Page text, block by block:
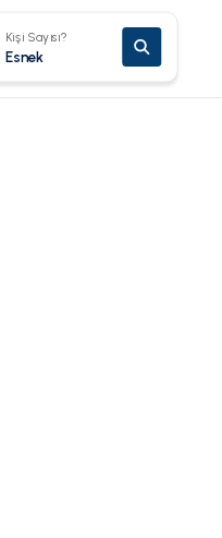
Kişi Sayısı?
Esnek